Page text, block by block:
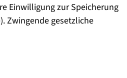
Einwilligung zur Speicherung
Zwingende gesetzliche